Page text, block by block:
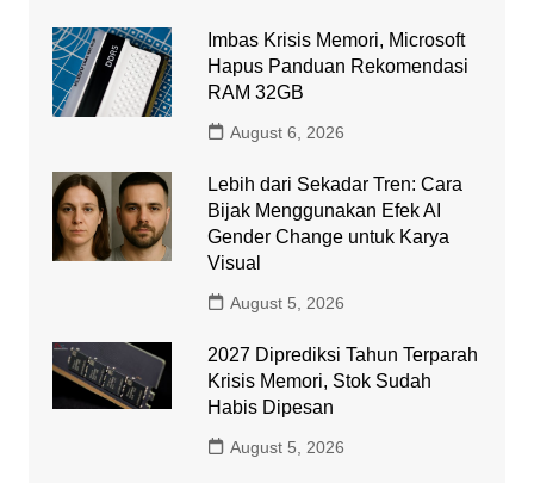
Imbas Krisis Memori, Microsoft
Hapus Panduan Rekomendasi
RAM 32GB
August 6, 2026
Lebih dari Sekadar Tren: Cara
Bijak Menggunakan Efek AI
Gender Change untuk Karya
Visual
August 5, 2026
2027 Diprediksi Tahun Terparah
Krisis Memori, Stok Sudah
Habis Dipesan
August 5, 2026